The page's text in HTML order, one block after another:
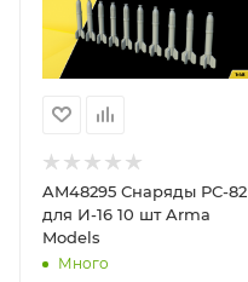
AM48295 Снаряды РС-82
для И-16 10 шт Arma
Models
Много